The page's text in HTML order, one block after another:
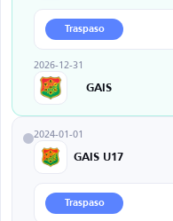
Traspaso
2026-12-31
GAIS
2024-01-01
GAIS U17
Traspaso